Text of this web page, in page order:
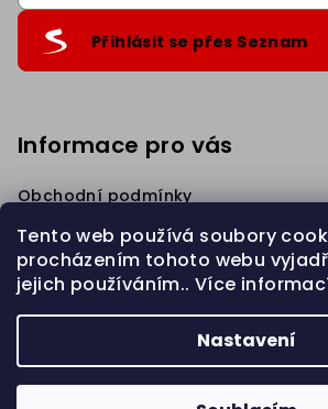
Tento web používá soubory
procházením tohoto webu
jejich používáním.. Více
Nastavení
Přihlásit se přes Seznam
Informace pro vás
Obchodní podmínky
Podmínky ochrany osobních údajů
Věrnostní Sleva
Napište nám